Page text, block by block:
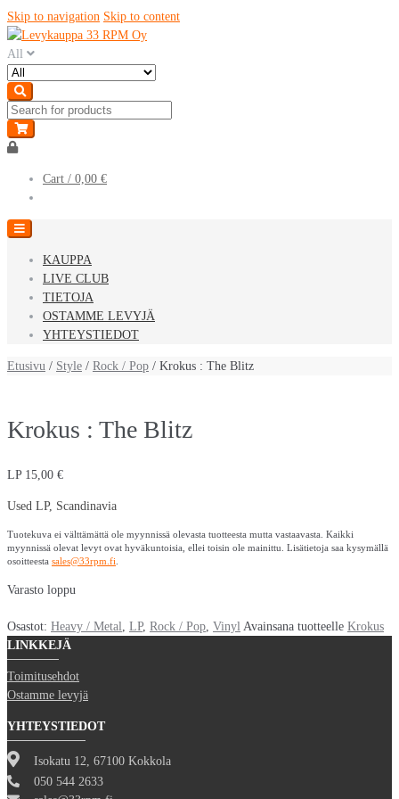
Skip to navigation Skip to content
All
Cart / 0,00 €
KAUPPA
LIVE CLUB
TIETOJA
OSTAMME LEVYJÄ
YHTEYSTIEDOT
Etusivu / Style / Rock / Pop / Krokus : The Blitz
Krokus : The Blitz
LP 15,00 €
Used LP, Scandinavia
Tuotekuva ei välttämättä ole myynnissä olevasta tuotteesta mutta vastaavasta. Kaikki
myynnissä olevat levyt ovat hyväkuntoisia, ellei toisin ole mainittu. Lisätietoja saa kysymällä
osoitteesta sales@33rpm.fi
Varasto loppu
Osastot: Heavy / Metal LP, Rock / Pop Vinyl Avainsana tuotteelle Krokus
LINKKEJÄ
Toimitusehdot
Ostamme levyjä
YHTEYSTIEDOT
Isokatu 12, 67100 Kokkola
050 544 2633